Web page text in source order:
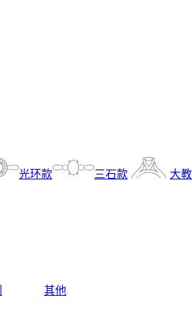
光环款 三石款
大
其他